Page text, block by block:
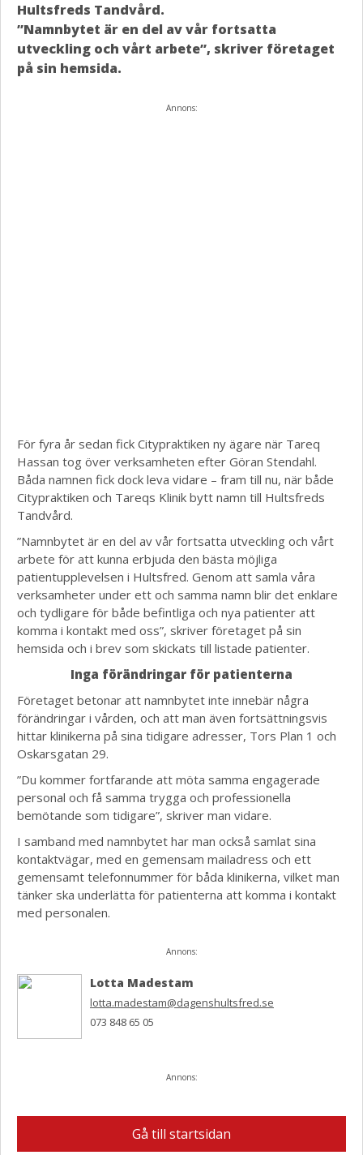
Hultsfreds Tandvård.
”Namnbytet är en del av vår fortsatta
utveckling och vårt arbete”, skriver företaget
på sin hemsida.
Annons:
För fyra år sedan fick Citypraktiken ny ägare när Tareq
Hassan tog över verksamheten efter Göran Stendahl.
Båda namnen fick dock leva vidare – fram till nu, när både
Citypraktiken och Tareqs Klinik bytt namn till Hultsfreds
Tandvård.
”Namnbytet är en del av vår fortsatta utveckling och vårt
arbete för att kunna erbjuda den bästa möjliga
patientupplevelsen i Hultsfred. Genom att samla våra
verksamheter under ett och samma namn blir det enklare
och tydligare för både befintliga och nya patienter att
komma i kontakt med oss”, skriver företaget på sin
hemsida och i brev som skickats till listade patienter.
Inga förändringar för patienterna
Företaget betonar att namnbytet inte innebär några
förändringar i vården, och att man även fortsättningsvis
hittar klinikerna på sina tidigare adresser, Tors Plan 1 och
Oskarsgatan 29.
”Du kommer fortfarande att möta samma engagerade
personal och få samma trygga och professionella
bemötande som tidigare”, skriver man vidare.
I samband med namnbytet har man också samlat sina
kontaktvägar, med en gemensam mailadress och ett
gemensamt telefonnummer för båda klinikerna, vilket man
tänker ska underlätta för patienterna att komma i kontakt
med personalen.
Annons:
Lotta Madestam
lotta.madestam@dagenshultsfred.se
073 848 65 05
Annons:
Gå till startsidan